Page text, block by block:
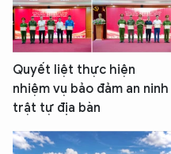
Quyết liệt thực hiện
nhiệm vụ bảo đảm an ninh
trật tự địa bàn